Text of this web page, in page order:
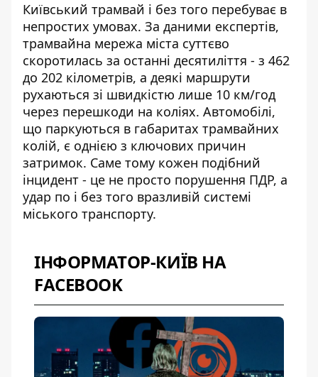
Київський трамвай і без того перебуває в
непростих умовах. За даними експертів,
трамвайна мережа міста суттєво
скоротилась за останні десятиліття - з 462
до 202 кілометрів, а деякі маршрути
рухаються зі швидкістю лише 10 км/год
через перешкоди на коліях. Автомобілі,
що паркуються в габаритах трамвайних
колій, є однією з ключових причин
затримок. Саме тому кожен подібний
інцидент - це не просто порушення ПДР, а
удар по і без того вразливій системі
міського транспорту.
ІНФОРМАТОР-КИЇВ НА
FACEBOOK